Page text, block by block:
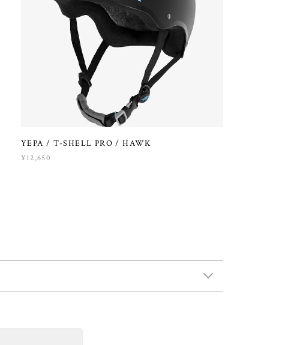
YEPA / T-SHELL PRO / HAWK
¥12,650